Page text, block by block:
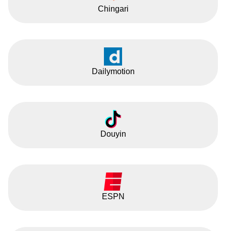
Chingari
Dailymotion
Douyin
ESPN